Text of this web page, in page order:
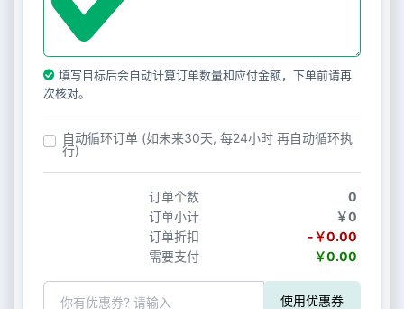
填写目标后会自动计算订单数量和应付金额，下单前请再
次核对。
自动循环订单 (如未来30天, 每24小时 再自动循环执
行)
订单个数
0
订单小计
￥0
订单折扣
-￥0.00
需要支付
￥0.00
使用优惠券